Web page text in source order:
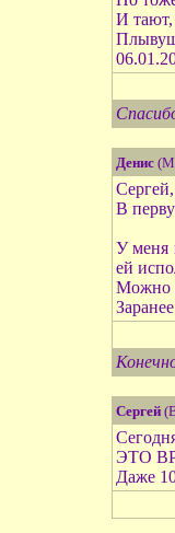
И тают,
Денис
В
У меня
ей
Можно
Сергей
ЭТО
Даже